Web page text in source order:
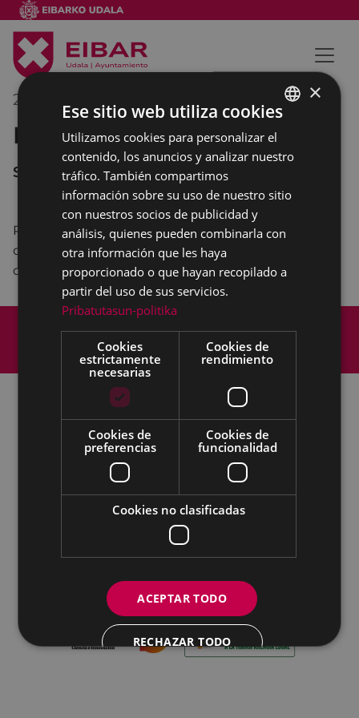
21/03/2024
Pleno Municipal
Salón de Plenos
Punto único: Sorteo para designación de
componentes de las Mesas Electorales con ocasión
de las próximas Elecciones al Parlamento Vasco.
Mapa del Sitio
Política de cookies
Contacto
Accesibilidad
Todas las redes sociales del Ayuntamiento
Eibarko Udala - Untzaga plaza, 1 | 20600 Eibar
Tfnoa.: 943 70 84 00 / 010 | Faxa: 943 70 84 16 |
pegora@eibar.eus
IFZ: P2003100A | DIR3 L01200300
BASQUE
SPANISH
×
Ese sitio web utiliza cookies
Utilizamos cookies para personalizar el
contenido, los anuncios y analizar nuestro
tráfico. También compartimos
información sobre su uso de nuestro sitio
con nuestros socios de publicidad y
análisis, quienes pueden combinarla con
otra información que les haya
proporcionado o que hayan recopilado a
partir del uso de sus servicios.
Pribatutasun-politika
Cookies
estrictamente
necesarias
Cookies de
rendimiento
Cookies de
preferencias
Cookies de
funcionalidad
Cookies no clasificadas
ACEPTAR TODO
RECHAZAR TODO